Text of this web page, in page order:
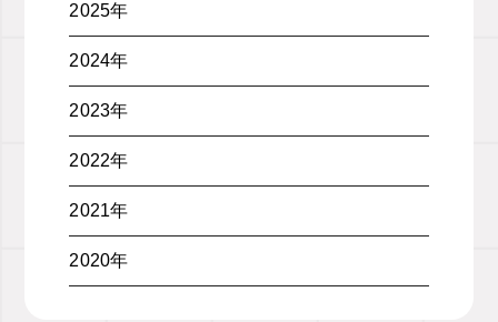
2025年
2024年
2023年
2022年
2021年
2020年